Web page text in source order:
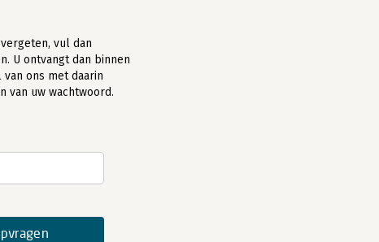
vul dan
U ontvangt dan binnen
ons met daarin
van uw wachtwoord.